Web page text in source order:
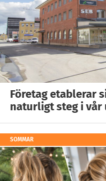
Företag etablerar
naturligt steg i vår
SOMMAR